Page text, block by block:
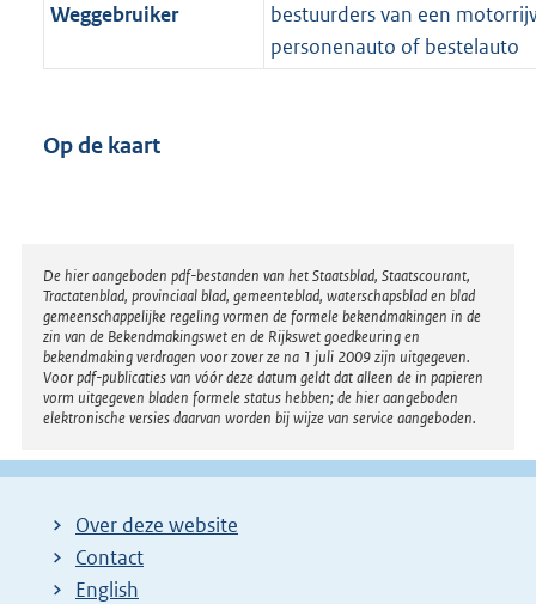
Weggebruiker
bestuurders van een
personenauto of bestelauto
Op de kaart
Disclaimer
De hier aangeboden pdf-bestanden van het Staatsblad, Staatscourant,
Tractatenblad, provinciaal blad, gemeenteblad, waterschapsblad en blad
gemeenschappelijke regeling vormen de formele bekendmakingen in de
zin van de Bekendmakingswet en de Rijkswet goedkeuring en
bekendmaking verdragen voor zover ze na 1 juli 2009 zijn uitgegeven.
Voor pdf-publicaties van vóór deze datum geldt dat alleen de in papieren
vorm uitgegeven bladen formele status hebben; de hier aangeboden
elektronische versies daarvan worden bij wijze van service aangeboden.
Over deze website
Contact
English